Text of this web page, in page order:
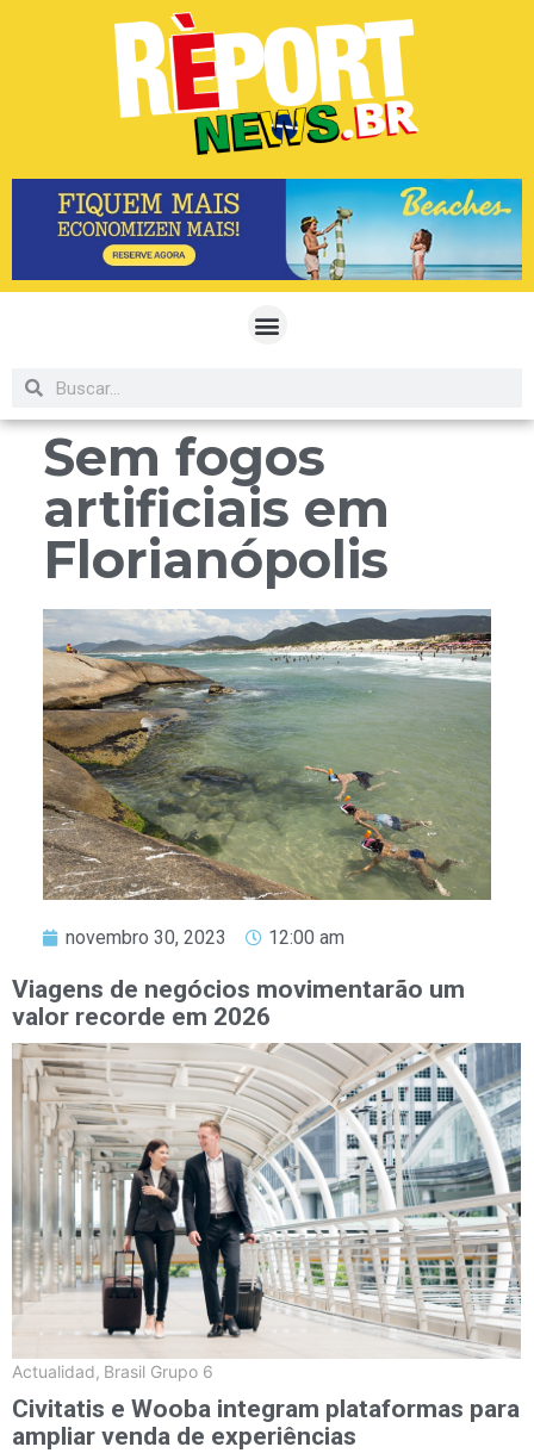
Sem fogos
artificiais em
Florianópolis
novembro 30, 2023 12:00 am
Viagens de negócios movimentarão um
valor recorde em 2026
Actualidad, Brasil Grupo 6
Civitatis e Wooba integram plataformas para
ampliar venda de experiências